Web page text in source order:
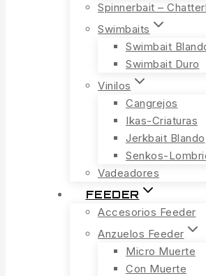
Spinnerbait –
Swimbaits
Swimbait
Swimbait Duro
Vinilos
Cangrejos
Ikas-Criaturas
Jerkbait Blando
Senkos-
Vadeadores
FEEDER
Accesorios Feeder
Anzuelos Feeder
Micro Muerte
Con Muerte